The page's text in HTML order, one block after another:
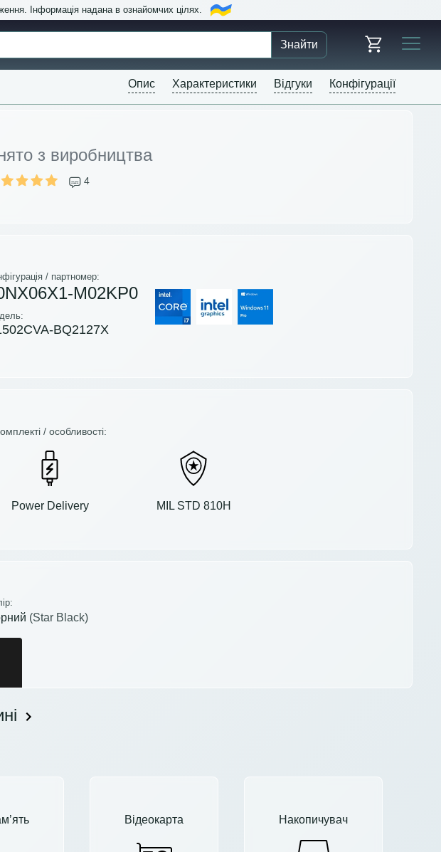
Інформація надана в ознайомчих цілях.
Знайти
Опис Характеристики Відгуки Конфігурації
з виробництва
4
/ партномер:
M02KP0
BQ2127X
/ особливості:
Power Delivery MIL STD 810H
(Star Black)
Відеокарта Накопичувач